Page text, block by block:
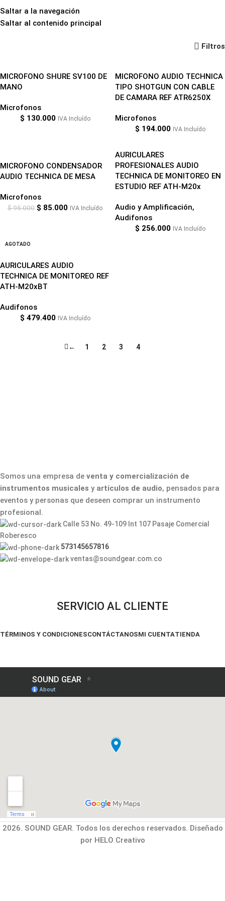
Saltar a la navegación
Saltar al contenido principal
Audio y Amplificación
Filtros
MICROFONO SHURE SV100 DE
MANO
Microfonos
$ 130.000 IVA Incluído
MICROFONO AUDIO TECHNICA
TIPO SHOTGUN CON CABLE
DE CAMARA REF ATR6250X
Microfonos
$ 194.000 IVA Incluído
MICROFONO CONDENSADOR
AUDIO TECHNICA DE MESA
Microfonos
$95.000 $ 85.000 IVA Incluído
AURICULARES
PROFESIONALES AUDIO
TECHNICA DE MONITOREO EN
ESTUDIO REF ATH-M20x
Audio y Amplificación,
Audifonos
$ 256.000 IVA Incluído
AGOTADO
AURICULARES AUDIO
TECHNICA DE MONITOREO REF
ATH-M20xBT
Audifonos
$ 479.400 IVA Incluído
← 1 2 3 4
Somos una empresa de venta y comercialización de
instrumentos musicales yartículos de audio, pensados para
eventos y personas que deseen comprar un instrumento
profesional.
Calle 53 No. 49-109 Int 107 Pasaje Comercial
Roberesco
573145657816
ventas@soundgear.com.co
SERVICIO AL CLIENTE
TÉRMINOS Y CONDICIONESCONTÁCTANOSMI CUENTATIENDA
2026. SOUND GEAR. Todos los derechos reservados. Diseñado
por HELO Creativo